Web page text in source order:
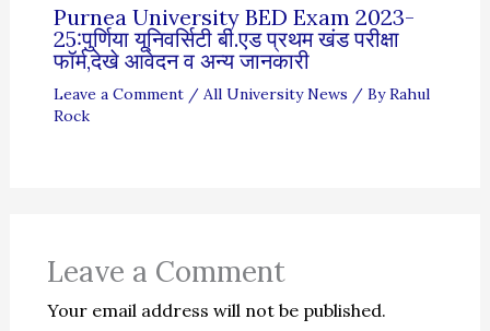
Purnea University BED Exam 2023-
25:पुर्णिया यूनिवर्सिटी बी.एड प्रथम खंड परीक्षा
फॉर्म,देखे आवेदन व अन्य जानकारी
Leave a Comment / All University News / ByRahul
Rock
Leave a Comment
Your email address will not be published.